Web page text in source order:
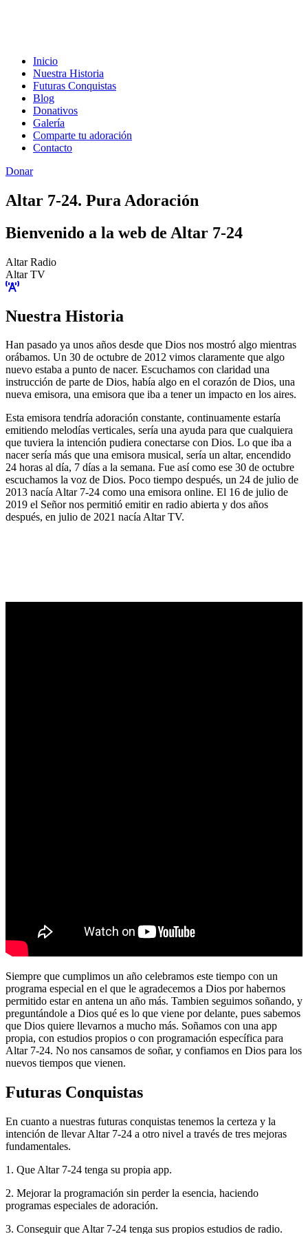
Inicio
Nuestra Historia
Futuras Conquistas
Blog
Donativos
Galería
Comparte tu adoración
Contacto
Donar
Altar 7-24. Pura Adoración
Bienvenido a la web de Altar 7-24
Altar Radio
Altar TV
Nuestra Historia
Han pasado ya unos años desde que Dios nos mostró algo mientras
orábamos. Un 30 de octubre de 2012 vimos claramente que algo
nuevo estaba a punto de nacer. Escuchamos con claridad una
instrucción de parte de Dios, había algo en el corazón de Dios, una
nueva emisora, una emisora que iba a tener un impacto en los aires.
Esta emisora tendría adoración constante, continuamente estaría
emitiendo melodías verticales, sería una ayuda para que cualquiera
que tuviera la intención pudiera conectarse con Dios. Lo que iba a
nacer sería más que una emisora musical, sería un altar, encendido
24 horas al día, 7 días a la semana. Fue así como ese 30 de octubre
escuchamos la voz de Dios. Poco tiempo después, un 24 de julio de
2013 nacía Altar 7-24 como una emisora online. El 16 de julio de
2019 el Señor nos permitió emitir en radio abierta y dos años
después, en julio de 2021 nacía Altar TV.
Siempre que cumplimos un año celebramos este tiempo con un
programa especial en el que le agradecemos a Dios por habernos
permitido estar en antena un año más. Tambien seguimos soñando, y
preguntándole a Dios qué es lo que viene por delante, pues sabemos
que Dios quiere llevarnos a mucho más. Soñamos con una app
propia, con estudios propios o con programación específica para
Altar 7-24. No nos cansamos de soñar, y confiamos en Dios para los
nuevos tiempos que vienen.
Futuras Conquistas
En cuanto a nuestras futuras conquistas tenemos la certeza y la
intención de llevar Altar 7-24 a otro nivel a través de tres mejoras
fundamentales.
1. Que Altar 7-24 tenga su propia app.
2. Mejorar la programación sin perder la esencia, haciendo
programas especiales de adoración.
3. Conseguir que Altar 7-24 tenga sus propios estudios de radio.